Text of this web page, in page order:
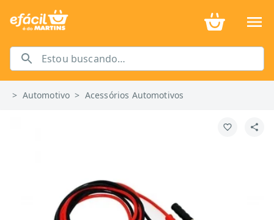
> Automotivo > Acessórios Automotivos